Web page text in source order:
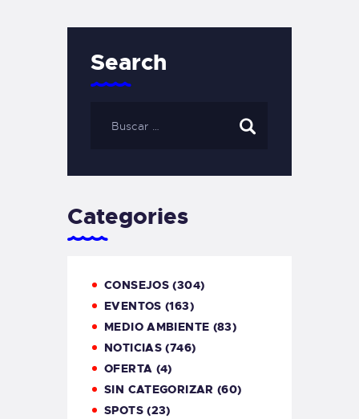
Search
Categories
CONSEJOS (304)
EVENTOS (163)
MEDIO AMBIENTE (83)
NOTICIAS (746)
OFERTA (4)
SIN CATEGORIZAR (60)
SPOTS(23)